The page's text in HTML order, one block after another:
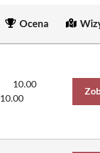
Ocena
10.00
10.00